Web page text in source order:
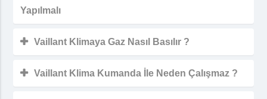
Yapılmalı
Vaillant Klimaya Gaz Nasıl Basılır ?
Vaillant Klima Kumanda İle Neden Çalışmaz ?